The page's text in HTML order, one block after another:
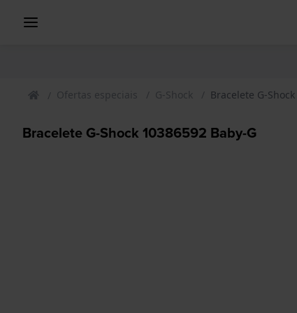
Ofertas especiais G-Shock Bracelete G-
Bracelete G-Shock 10386592 Baby-G